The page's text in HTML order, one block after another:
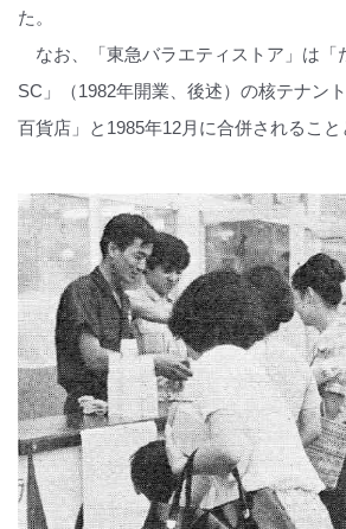
た。
なお、「東急バラエティストア」は「
SC」（1982年開業、後述）の核テナン
百貨店」と1985年12月に合併されること